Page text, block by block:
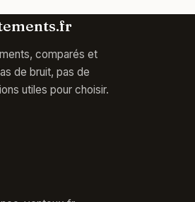
comparés et
de bruit, pas de
utiles pour choisir.